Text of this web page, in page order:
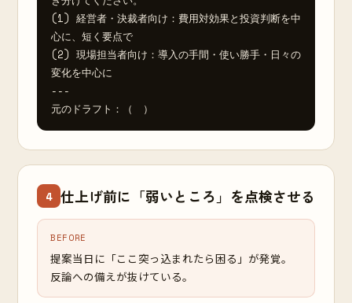
(1) 経営者・決裁者向け：費用対効果と投資判断を中
心に、短く要点で
(2) 現場担当者向け：導入の手間・使い勝手・日々の
変化を中心に
---
元のドラフト：（　）
4 仕上げ前に「弱いところ」を点検させる
BEFORE
提案当日に「ここ突っ込まれたら困る」が発覚。
反論への備えが抜けている。